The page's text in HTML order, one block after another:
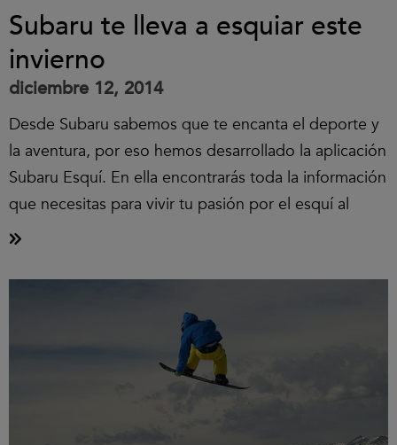
Subaru te lleva a esquiar este
invierno
diciembre 12, 2014
Desde Subaru sabemos que te encanta el deporte y
la aventura, por eso hemos desarrollado la aplicación
Subaru Esquí. En ella encontrarás toda la información
que necesitas para vivir tu pasión por el esquí al